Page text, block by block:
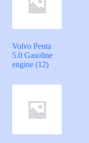
Volvo Penta
5.0 Gasoline
engine(12)